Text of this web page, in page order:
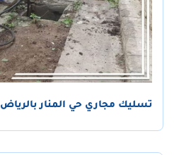
تسليك مجاري حي المنار بالرياض